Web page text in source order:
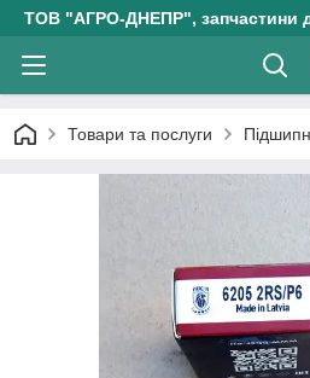
ТОВ "АГРО-ДНЕПР", запчастини
Товари та послуги